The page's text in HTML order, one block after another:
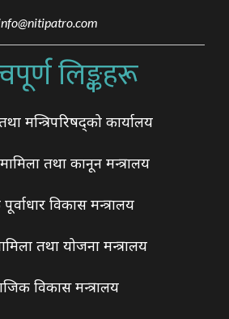
लिङ्कहरू
मन्त्रिपरिषद्को कार्यालय
तथा कानून मन्त्रालय
विकास मन्त्रालय
तथा योजना मन्त्रालय
विकास मन्त्रालय